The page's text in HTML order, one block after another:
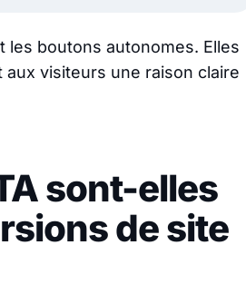
les boutons autonomes. Elles
visiteurs une raison claire
sont-elles
de site